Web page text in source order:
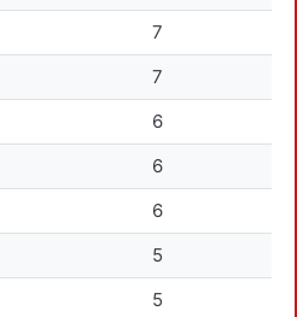
7
7
6
6
6
5
5